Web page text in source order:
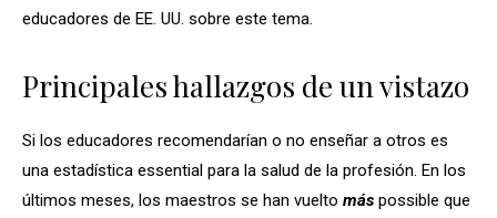
educadores de EE. UU. sobre este tema.
Principales hallazgos de un vistazo
Si los educadores recomendarían o no enseñar a otros es
una estadística essential para la salud de la profesión. En los
últimos meses, los maestros se han vuelto más possible que